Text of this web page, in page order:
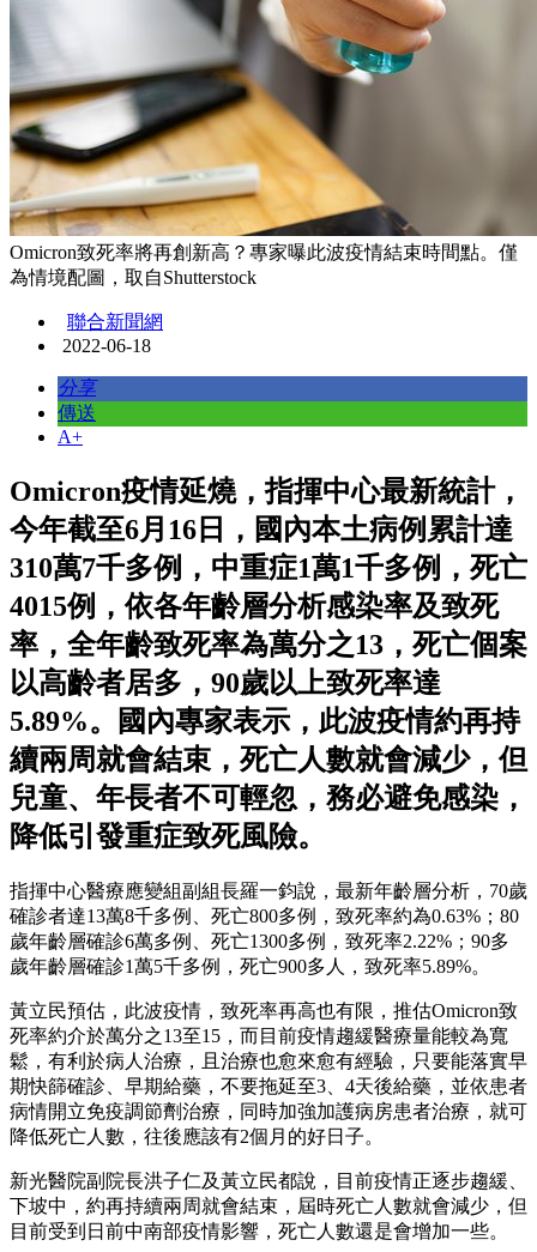
Omicron致死率將再創新高？專家曝此波疫情結束時間點。僅
為情境配圖，取自Shutterstock
聯合新聞網
2022-06-18
分享
傳送
A+
Omicron疫情延燒，指揮中心最新統計，
今年截至6月16日，國內本土病例累計達
310萬7千多例，中重症1萬1千多例，死亡
4015例，依各年齡層分析感染率及致死
率，全年齡致死率為萬分之13，死亡個案
以高齡者居多，90歲以上致死率達
5.89%。國內專家表示，此波疫情約再持
續兩周就會結束，死亡人數就會減少，但
兒童、年長者不可輕忽，務必避免感染，
降低引發重症致死風險。
指揮中心醫療應變組副組長羅一鈞說，最新年齡層分析，70歲
確診者達13萬8千多例、死亡800多例，致死率約為0.63%；80
歲年齡層確診6萬多例、死亡1300多例，致死率2.22%；90多
歲年齡層確診1萬5千多例，死亡900多人，致死率5.89%。
黃立民預估，此波疫情，致死率再高也有限，推估Omicron致
死率約介於萬分之13至15，而目前疫情趨緩醫療量能較為寬
鬆，有利於病人治療，且治療也愈來愈有經驗，只要能落實早
期快篩確診、早期給藥，不要拖延至3、4天後給藥，並依患者
病情開立免疫調節劑治療，同時加強加護病房患者治療，就可
降低死亡人數，往後應該有2個月的好日子。
新光醫院副院長洪子仁及黃立民都說，目前疫情正逐步趨緩、
下坡中，約再持續兩周就會結束，屆時死亡人數就會減少，但
目前受到日前中南部疫情影響，死亡人數還是會增加一些。